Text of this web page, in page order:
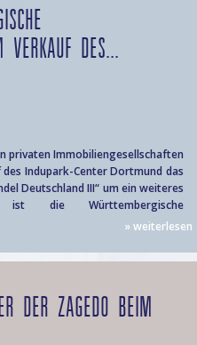
VERKAUF DES...
privaten Immobiliengesellschaften
Indupark-Center Dortmund das
Deutschland III“ um ein weiteres
ist die Württembergische
» weiterlesen
DER ZAGEDO BEIM